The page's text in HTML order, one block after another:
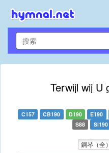
Terwijl wij U
C157 CB190 D190 E190
S88
Si190
鋼琴（全）